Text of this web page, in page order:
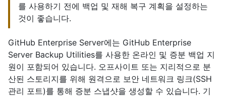
를 사용하기 전에 백업 및 재해 복구 계획을 설정하는
것이 좋습니다.
GitHub Enterprise Server에는 GitHub Enterprise
Server Backup Utilities를 사용한 온라인 및 증분 백업 지
원이 포함되어 있습니다. 오프사이트 또는 지리적으로 분
산된 스토리지를 위해 원격으로 보안 네트워크 링크(SSH
관리 포트)를 통해 증분 스냅샷을 생성할 수 있습니다. 기